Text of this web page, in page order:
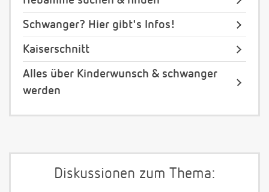
Schwanger? Hier gibt's Infos!
Kaiserschnitt
Alles über Kinderwunsch & schwanger
werden
Diskussionen zum Thema: